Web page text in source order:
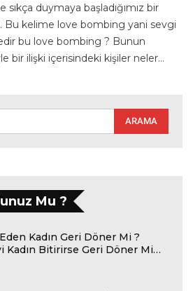
sıkça duymaya başladığımız bir
Bu kelime love bombing yani sevgi
bu love bombing ? Bunun
bir ilişki içerisindeki kişiler neler…
Mu ?
Kadın Geri Döner Mi ?
Kadın Bitirirse Geri Döner Mi…